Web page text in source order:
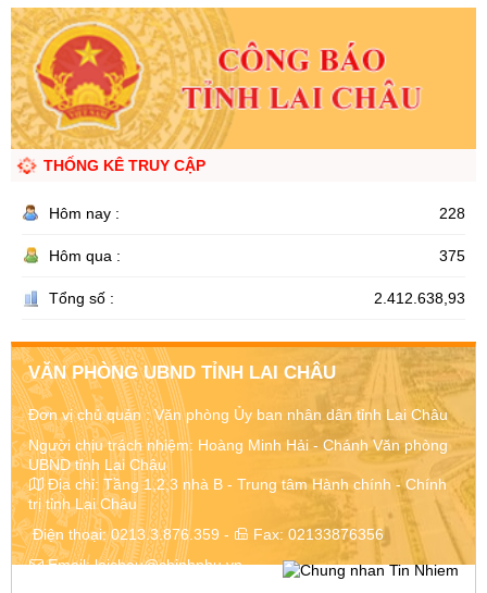
THỐNG KÊ TRUY CẬP
Hôm nay : 228
Hôm qua : 375
Tổng số : 2.412.638,93
VĂN PHÒNG UBND TỈNH LAI CHÂU
Đơn vị chủ quản :Văn phòng Ủy ban nhân dân tỉnh Lai Châu
Người chịu trách nhiệm: Hoàng Minh Hải - Chánh Văn phòng
UBND tỉnh Lai Châu
Địa chỉ: Tầng 1,2,3 nhà B - Trung tâm Hành chính - Chính
trị tỉnh Lai Châu
Điện thoại:0213.3.876.359 - Fax: 02133876356
Email:laichau@chinhphu.vn